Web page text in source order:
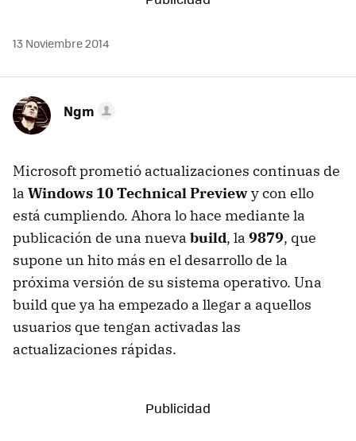
MAIL
13 Noviembre 2014
Ngm
Microsoft prometió actualizaciones continuas de
la Windows 10 Technical Previewy con ello
está cumpliendo. Ahora lo hace mediante la
publicación de una nueva build, la 9879, que
supone un hito más en el desarrollo de la
próxima versión de su sistema operativo. Una
build que ya ha empezado a llegar a aquellos
usuarios que tengan activadas las
actualizaciones rápidas.